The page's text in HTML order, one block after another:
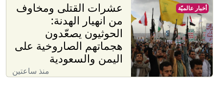
عشرات القتلى ومخاوف
من انهيار الهدنة:
الحوثيون يصعّدون
هجماتهم الصاروخية على
اليمن والسعودية
منذ ساعتين
أخبار عالميّة